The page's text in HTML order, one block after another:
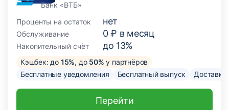
Банк «ВТБ»
Проценты на остаток
нет
Обслуживание 0 ₽ в месяц
Накопительный счёт до 13%
Кэшбек: до 15%, до 50% у партнёров
Бесплатные уведомления
Бесплатный выпуск
Перейти